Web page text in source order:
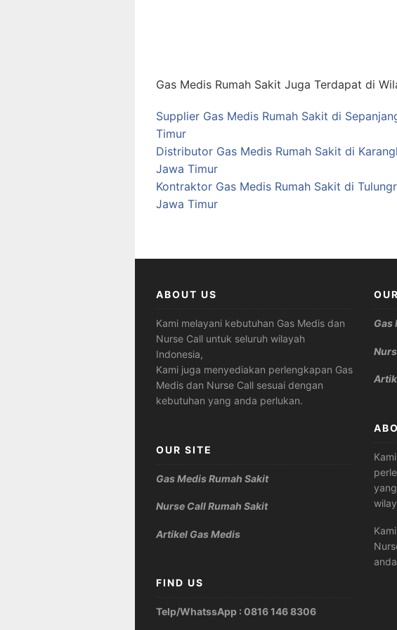
Gas Medis Rumah Sakit Juga Terdapat di
Supplier Gas Medis Rumah Sakit di
Timur
Distributor Gas Medis Rumah Sakit di
Jawa Timur
Kontraktor Gas Medis Rumah Sakit di
Jawa Timur
ABOUT US
Kami melayani kebutuhan Gas Medis dan
Nurse Call untuk seluruh wilayah
Indonesia,
Kami juga menyediakan perlengkapan Gas
Medis dan Nurse Call sesuai dengan
kebutuhan yang anda perlukan.
OUR SITE
Gas Medis Rumah Sakit
Nurse Call Rumah Sakit
Artikel Gas Medis
FIND US
Telp/WhatssApp : 0816 146 8306
Gas